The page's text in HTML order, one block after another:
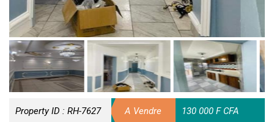
Property ID : RH-7627 A Vendre 130 000 F CFA